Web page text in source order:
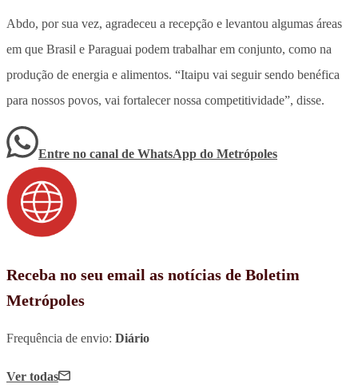
Abdo, por sua vez, agradeceu a recepção e levantou algumas áreas
em que Brasil e Paraguai podem trabalhar em conjunto, como na
produção de energia e alimentos. “Itaipu vai seguir sendo benéfica
para nossos povos, vai fortalecer nossa competitividade”, disse.
Entre no canal de WhatsApp do Metrópoles
Receba no seu email as notícias de Boletim
Metrópoles
Frequência de envio: Diário
Ver todas